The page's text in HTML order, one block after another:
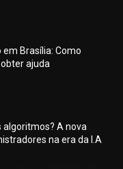
em Brasília: Como
ajuda
algoritmos? A nova
na era da I.A